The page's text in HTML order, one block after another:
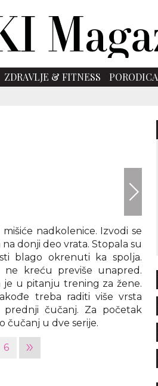
ZDRAVLJE & FITNESS PORODICA
nadkolenice. Izvodi se
donji deo vrata. Stopala su
blago okrenuti ka spolja.
kreću previše unapred.
je u pitanju trening za žene.
treba raditi više vrsta
čučanj. Za početak
čučanj u dve serije.
6 »